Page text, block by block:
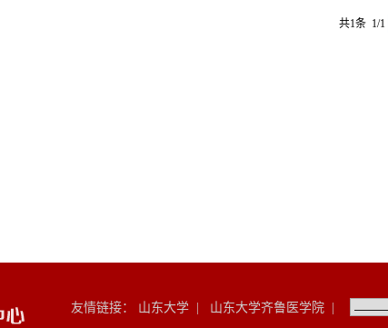
共1条 1/1
友情链接： 山东大学 山东大学齐鲁医学院